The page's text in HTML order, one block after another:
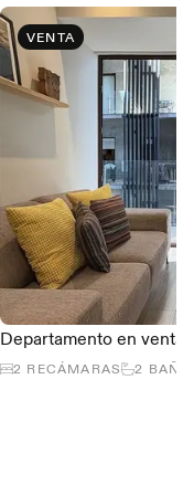
VENTA
2 RECÁMARAS 2